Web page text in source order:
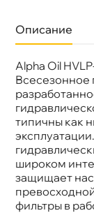
Описание
Alpha Oil
сесезонное
типичны как
широком
защищает
фильтры в
язкость
Бренд
Тип масла
Спецификации
Объем